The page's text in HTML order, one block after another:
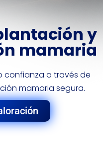
y
mamaria
confianza a través de
mamaria segura.